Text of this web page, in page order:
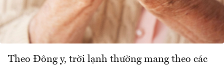
Theo Đông y, trời lạnh thường mang theo các